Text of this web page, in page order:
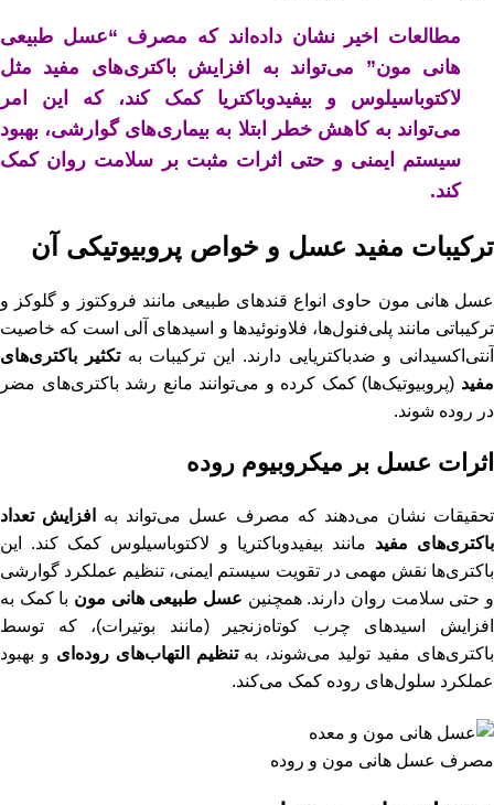
مطالعات اخیر نشان داده‌اند که مصرف “عسل طبیعی
هانی مون” می‌تواند به افزایش باکتری‌های مفید مثل
لاکتوباسیلوس و بیفیدوباکتریا کمک کند، که این امر
می‌تواند به کاهش خطر ابتلا به بیماری‌های گوارشی، بهبود
سیستم ایمنی و حتی اثرات مثبت بر سلامت روان کمک
کند.
ترکیبات مفید عسل و خواص پروبیوتیکی آن
عسل هانی مون حاوی انواع قندهای طبیعی مانند فروکتوز و گلوکز و
ترکیباتی مانند پلی‌فنول‌ها، فلاونوئیدها و اسیدهای آلی است که خاصیت
آنتی‌اکسیدانی و ضدباکتریایی دارند. این ترکیبات بهتکثیر باکتری‌های
مفید (پروبیوتیک‌ها) کمک کرده و می‌توانند مانع رشد باکتری‌های مضر
در روده شوند.
اثرات عسل بر میکروبیوم روده
تحقیقات نشان می‌دهند که مصرف عسل می‌تواند به
افزایش تعداد
باکتری‌های مفید مانند بیفیدوباکتریا و لاکتوباسیلوس کمک کند. این
باکتری‌ها نقش مهمی در تقویت سیستم ایمنی، تنظیم عملکرد گوارشی
و حتی سلامت روان دارند. همچنین عسل طبیعی هانی مون با کمک به
افزایش اسیدهای چرب کوتاه‌زنجیر (مانند بوتیرات)، که توسط
باکتری‌های مفید تولید می‌شوند، بهتنظیم التهاب‌های روده‌ای و بهبود
عملکرد سلول‌های روده کمک می‌کند.
مصرف عسل هانی مون و روده